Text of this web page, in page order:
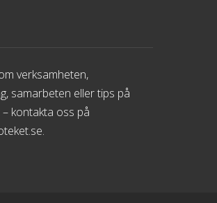
verksamheten,
samarbeten eller tips på
kontakta oss på